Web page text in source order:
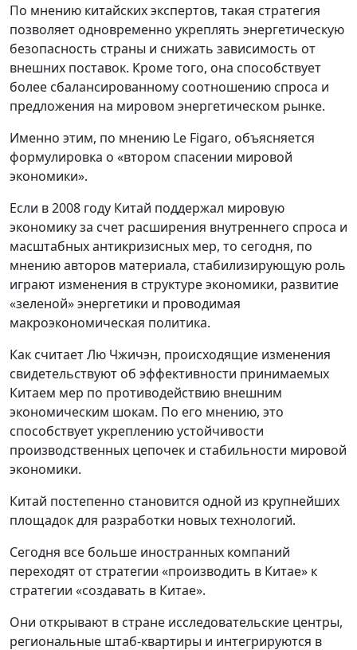
По мнению китайских экспертов, такая стратегия
позволяет одновременно укреплять энергетическую
безопасность страны и снижать зависимость от
внешних поставок. Кроме того, она способствует
более сбалансированному соотношению спроса и
предложения на мировом энергетическом рынке.
Именно этим, по мнению Le Figaro, объясняется
формулировка о «втором спасении мировой
экономики».
Если в 2008 году Китай поддержал мировую
экономику за счет расширения внутреннего спроса и
масштабных антикризисных мер, то сегодня, по
мнению авторов материала, стабилизирующую роль
играют изменения в структуре экономики, развитие
«зеленой» энергетики и проводимая
макроэкономическая политика.
Как считает Лю Чжичэн, происходящие изменения
свидетельствуют об эффективности принимаемых
Китаем мер по противодействию внешним
экономическим шокам. По его мнению, это
способствует укреплению устойчивости
производственных цепочек и стабильности мировой
экономики.
Китай постепенно становится одной из крупнейших
площадок для разработки новых технологий.
Сегодня все больше иностранных компаний
переходят от стратегии «производить в Китае» к
стратегии «создавать в Китае».
Они открывают в стране исследовательские центры,
региональные штаб-квартиры и интегрируются в